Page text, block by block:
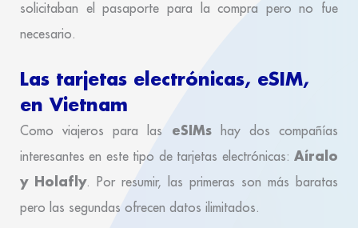
solicitaban el pasaporte para la compra pero no fue
necesario.
Las tarjetas electrónicas, eSIM,
en Vietnam
Como viajeros para las eSIMshay dos compañías
interesantes en este tipo de tarjetas electrónicas: Aíralo
y Holafly. Por resumir, las primeras son más baratas
pero las segundas ofrecen datos ilimitados.